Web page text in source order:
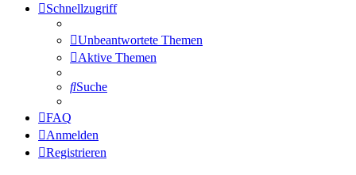
Schnellzugriff
Unbeantwortete Themen
Aktive Themen
Suche
FAQ
Anmelden
Registrieren